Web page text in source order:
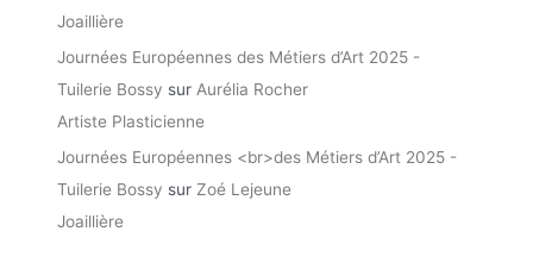
Joaillière
Journées Européennes des Métiers d’Art 2025 -
Tuilerie Bossy sur Aurélia Rocher
Artiste Plasticienne
Journées Européennes <br>des Métiers d’Art 2025 -
Tuilerie Bossy sur Zoé Lejeune
Joaillière